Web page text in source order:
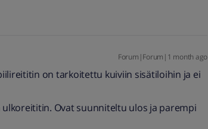
Forum|Forum|1 month ago
on tarkoitettu kuiviin sisätiloihin ja ei
Ovat suunniteltu ulos ja parempi